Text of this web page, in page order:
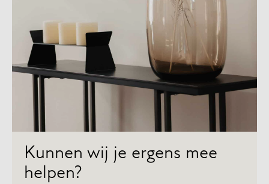
Kunnen wij je ergens mee
helpen?
Kunnen wij je ergens mee
helpen?